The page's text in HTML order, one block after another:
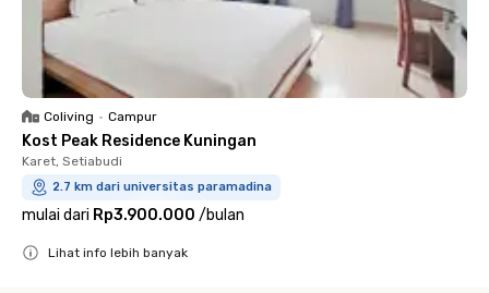
Coliving • Campur
Kost Peak Residence Kuningan
Karet, Setiabudi
2.7 km dari universitas paramadina
mulai dari Rp3.900.000 /bulan
Lihat info lebih banyak